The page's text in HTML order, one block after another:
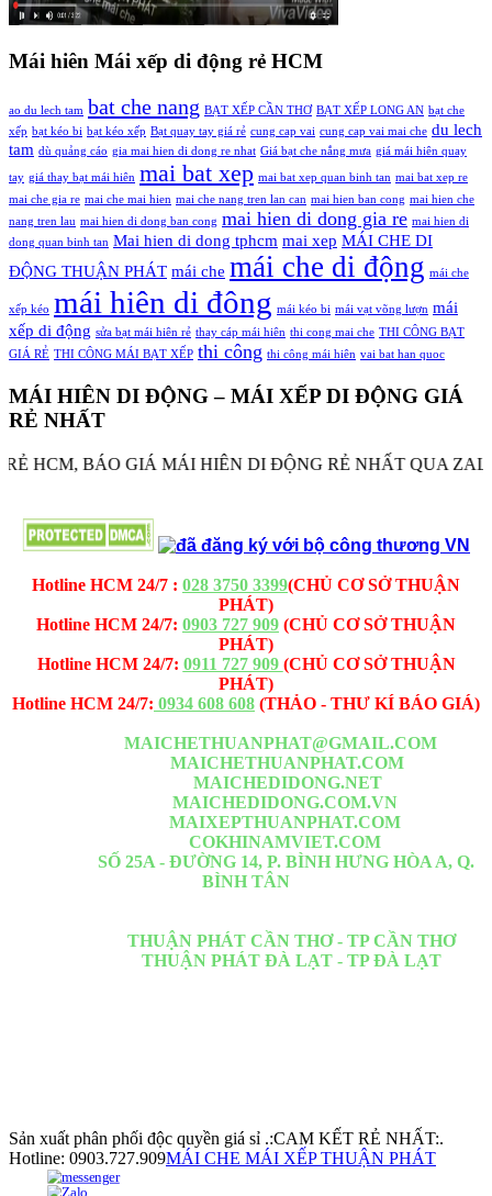
Mái hiên Mái xếp di động rẻ HCM
ao du lech tam bat che nang BẠT XẾP CẦN THƠ BẠT XẾP LONG AN bạt che
xếp bạt kéo bi bạt kéo xếp Bạt quay tay giá rẻ cung cap vai cung cap vai mai che du lech
tam dù quảng cáo gia mai hien di dong re nhat Giá bạt che nắng mưa giá mái hiên quay
tay giá thay bạt mái hiên mai bat xep mai bat xep quan binh tan mai bat xep re
mai che gia re mai che mai hien mai che nang tren lan can mai hien ban cong mai hien che
nang tren lau mai hien di dong ban cong mai hien di dong gia re mai hien di
dong quan binh tan Mai hien di dong tphcm mai xep MÁI CHE DI
ĐỘNG THUẬN PHÁT mái che mái che di động mái che
xếp kéo mái hiên di đông mái kéo bi mái vạt võng lượn mái
xếp di động sửa bạt mái hiên rẻ thay cáp mái hiên thi cong mai che THI CÔNG BẠT
GIÁ RẺ THI CÔNG MÁI BẠT XẾP thi công thi công mái hiên vai bat han quoc
MÁI HIÊN DI ĐỘNG – MÁI XẾP DI ĐỘNG GIÁ
RẺ NHẤT
HCM, BÁO GIÁ MÁI HIÊN DI ĐỘNG RẺ NHẤT QUA
Hotline HCM 24/7 : 028 3750 3399(CHỦ CƠ SỞ THUẬN
PHÁT)
Hotline HCM 24/7: 0903 727 909 (CHỦ CƠ SỞ THUẬN
PHÁT)
Hotline HCM 24/7: 0911 727 909 (CHỦ CƠ SỞ THUẬN
PHÁT)
Hotline HCM 24/7: 0934 608 608 (THẢO - THƯ KÍ BÁO GIÁ)
MAICHETHUANPHAT@GMAIL.COM
MAICHETHUANPHAT.COM
MAICHEDIDONG.NET
MAICHEDIDONG.COM.VN
MAIXEPTHUANPHAT.COM
COKHINAMVIET.COM
SỐ 25A - ĐƯỜNG 14, P. BÌNH HƯNG HÒA A, Q.
BÌNH TÂN
THUẬN PHÁT CẦN THƠ - TP CẦN THƠ
THUẬN PHÁT ĐÀ LẠT - TP ĐÀ LẠT
Sản xuất phân phối độc quyền giá sỉ .:CAM KẾT RẺ NHẤT:.
Hotline: 0903.727.909MÁI CHE MÁI XẾP THUẬN PHÁT